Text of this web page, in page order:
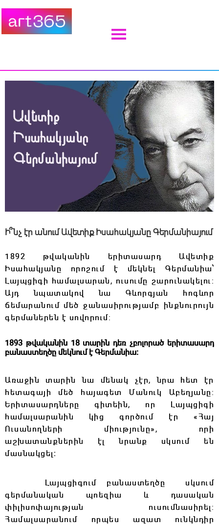
Ի՞նչ էր անում Ավետիք Իսահակյանը Գերմանիայում
1892 թվականին երիտասարդ Ավետիք
Իսահակյանը որոշում է մեկնել
Գերմանիա՝
Լայպցիգի համալսարան, ուսումը շարունակելու:
Այդ նպատակով նա Գևորգյան հոգևոր
ճեմարանում մեծ ջանասիրությամբ ինքնուրույն
գերմաներեն է սովորում:
1893 թվականին 18 տարին դեռչբոլորած երիտասարդ
բանաստեղծը մեկնում է Գերմանիա։
Առաջին տարին նա մենակ չէր, նրա հետ էր
հետագայի մեծ հայագետ Մանուկ Աբեղյանը:
Երիտասարդներըգիտեին, որ Լայպցիգի
համալսարանին կից գործում էր «Հայ
Ուսանողների միությունը», որի
աշխատանքներին էլ նրանք սկսում են
մասնակցել։
Լայպցիգում բանաստեղծը սկսում
գերմանական պոեզիա և դասական
փիլիսոփայության ուսումնասիրել:
Համալսարանում որպես ազատ ունկնդիր